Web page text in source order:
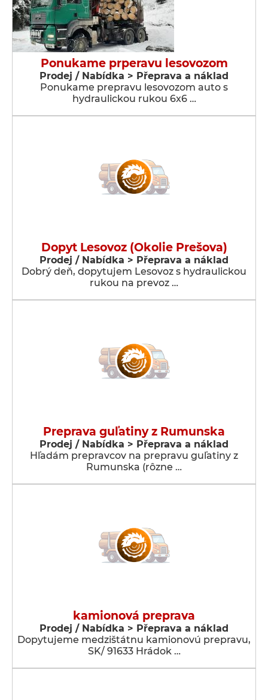
Ponukame prperavu lesovozom
Prodej / Nabídka > Přeprava a náklad
Ponukame prepravu lesovozom auto s
hydraulickou rukou 6x6 …
Dopyt Lesovoz (Okolie Prešova)
Prodej / Nabídka > Přeprava a náklad
Dobrý deň, dopytujem Lesovoz s hydraulickou
rukou na prevoz …
Preprava guľatiny z Rumunska
Prodej / Nabídka > Přeprava a náklad
Hľadám prepravcov na prepravu guľatiny z
Rumunska (rôzne …
kamionová preprava
Prodej / Nabídka > Přeprava a náklad
Dopytujeme medzištátnu kamionovú prepravu,
SK/ 91633 Hrádok …